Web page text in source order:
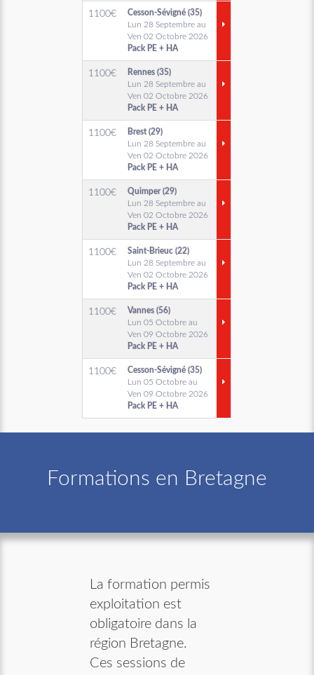
1100€
Cesson-Sévigné (35)
Lun 28 Septembre au
Ven 02 Octobre 2026
Pack PE + HA
1100€
Rennes (35)
Lun 28 Septembre au
Ven 02 Octobre 2026
Pack PE + HA
1100€
Brest (29)
Lun 28 Septembre au
Ven 02 Octobre 2026
Pack PE + HA
1100€
Quimper (29)
Lun 28 Septembre au
Ven 02 Octobre 2026
Pack PE + HA
1100€
Saint-Brieuc (22)
Lun 28 Septembre au
Ven 02 Octobre 2026
Pack PE + HA
1100€
Vannes (56)
Lun 05 Octobre au
Ven 09 Octobre 2026
Pack PE + HA
1100€
Cesson-Sévigné (35)
Lun 05 Octobre au
Ven 09 Octobre 2026
Pack PE + HA
Formations en Bretagne
La formation permis
exploitation est
obligatoire dans la
région Bretagne.
Ces sessions de